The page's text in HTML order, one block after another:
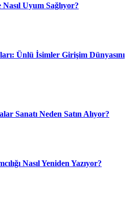
Uyum Sağlıyor?
Ünlü İsimler Girişim Dünyasını
Sanatı Neden Satın Alıyor?
Nasıl Yeniden Yazıyor?